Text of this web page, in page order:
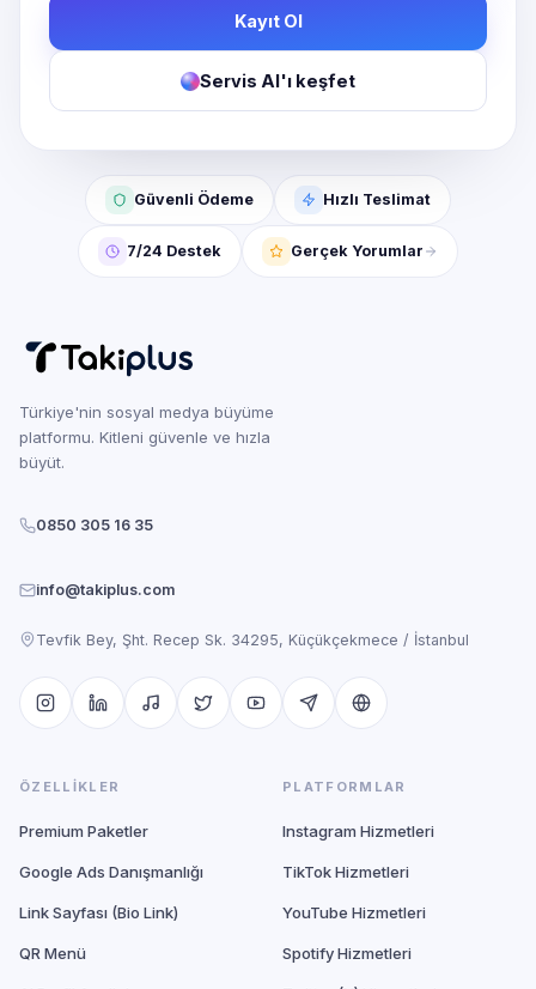
Kayıt Ol
Servis AI'ı keşfet
Güvenli Ödeme Hızlı Teslimat
7/24 Destek Gerçek Yorumlar
Türkiye'nin sosyal medya büyüme
platformu. Kitleni güvenle ve hızla
büyüt.
0850 305 16 35
info@takiplus.com
Tevfik Bey, Şht. Recep Sk. 34295, Küçükçekmece / İstanbul
ÖZELLIKLER
Premium Paketler
Google Ads Danışmanlığı
Link Sayfası (Bio Link)
QR Menü
PLATFORMLAR
Instagram Hizmetleri
TikTok Hizmetleri
YouTube Hizmetleri
Spotify Hizmetleri